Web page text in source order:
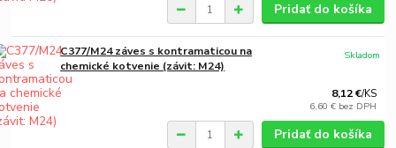
Pridať do košíka
C377/M24 záves s kontramaticou na
chemické kotvenie (závit: M24)
8,12 €/KS
6,60 € bez DPH
Skladom
Pridať do košíka